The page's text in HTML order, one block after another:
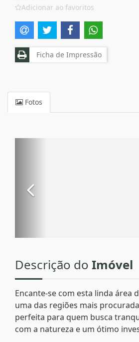
Adicionar ao favoritos
Ficha de Impressão
Fotos
Descrição do Imóvel
Encante-se com esta linda área
uma das regiões mais
perfeita para quem busca
com a natureza e um ótimo